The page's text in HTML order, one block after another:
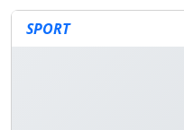
SPORT